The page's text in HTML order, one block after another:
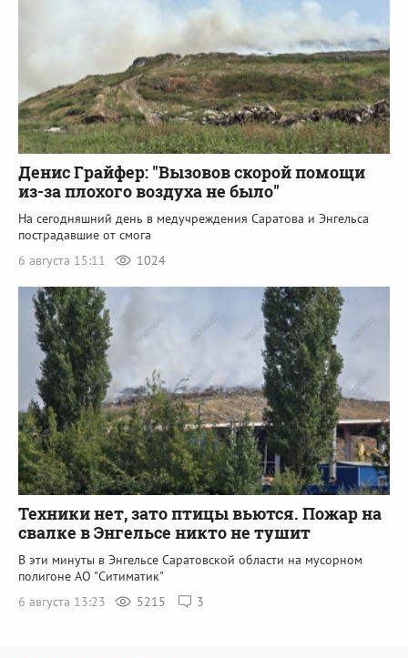
Денис Грайфер: "Вызовов скорой помощи
из-за плохого воздуха не было"
На сегодняшний день в медучреждения Саратова и Энгельса
пострадавшие от смога
6 августа 15:11
1024
Техники нет, зато птицы вьются. Пожар на
свалке в Энгельсе никто не тушит
В эти минуты в Энгельсе Саратовской области на мусорном
полигоне АО "Ситиматик"
6 августа 13:23
5215 3